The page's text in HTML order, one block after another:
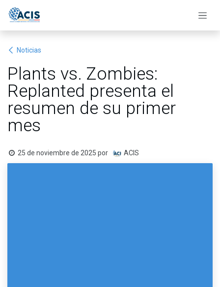
Noticias
Plants vs. Zombies:
Replanted presenta el
resumen de su primer
mes
25 de noviembre de 2025 por ACIS